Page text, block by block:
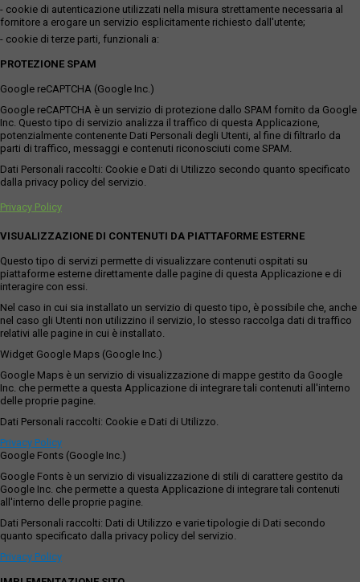
- cookie di autenticazione utilizzati nella misura strettamente necessaria al
fornitore a erogare un servizio esplicitamente richiesto dall'utente;
- cookie di terze parti, funzionali a:
PROTEZIONE SPAM
Google reCAPTCHA (Google Inc.)
Google reCAPTCHA è un servizio di protezione dallo SPAM fornito da Google
Inc. Questo tipo di servizio analizza il traffico di questa Applicazione,
potenzialmente contenente Dati Personali degli Utenti, al fine di filtrarlo da
parti di traffico, messaggi e contenuti riconosciuti come SPAM.
Dati Personali raccolti: Cookie e Dati di Utilizzo secondo quanto specificato
dalla privacy policy del servizio.
Privacy Policy
VISUALIZZAZIONE DI CONTENUTI DA PIATTAFORME ESTERNE
Questo tipo di servizi permette di visualizzare contenuti ospitati su
piattaforme esterne direttamente dalle pagine di questa Applicazione e di
interagire con essi.
Nel caso in cui sia installato un servizio di questo tipo, è possibile che, anche
nel caso gli Utenti non utilizzino il servizio, lo stesso raccolga dati di traffico
relativi alle pagine in cui è installato.
Widget Google Maps (Google Inc.)
Google Maps è un servizio di visualizzazione di mappe gestito da Google
Inc. che permette a questa Applicazione di integrare tali contenuti all'interno
delle proprie pagine.
Dati Personali raccolti: Cookie e Dati di Utilizzo.
Privacy Policy
Google Fonts (Google Inc.)
Google Fonts è un servizio di visualizzazione di stili di carattere gestito da
Google Inc. che permette a questa Applicazione di integrare tali contenuti
all'interno delle proprie pagine.
Dati Personali raccolti: Dati di Utilizzo e varie tipologie di Dati secondo
quanto specificato dalla privacy policy del servizio.
Privacy Policy